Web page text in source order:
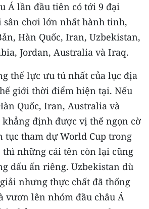
- MỖI XÃ
Á lần đầu tiên có tới 9 đại
sân chơi lớn nhất hành tinh,
Hàn Quốc, Iran, Uzbekistan,
Jordan, Australia và Iraq.
thế lực ưu tú nhất của lục địa
giới thời điểm hiện tại. Nếu
Quốc, Iran, Australia và
khẳng định được vị thế ngọn cờ
tục tham dự World Cup trong
thì những cái tên còn lại cũng
dấu ấn riêng. Uzbekistan dù
nhưng thực chất đã thống
vươn lên nhóm đầu châu Á